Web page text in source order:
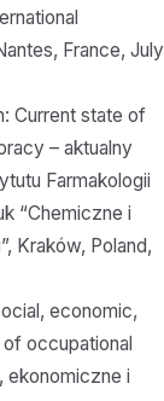
France, July
Current state of
– aktualny
Farmakologii
“Chemiczne i
Kraków, Poland,
economic,
occupational
ekonomiczne i